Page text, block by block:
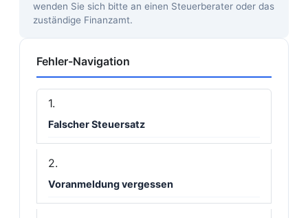
wenden Sie sich bitte an einen Steuerberater oder das
zuständige Finanzamt.
Fehler-Navigation
Falscher Steuersatz
Voranmeldung vergessen